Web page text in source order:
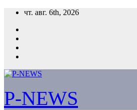
Skip
content
чт. авг. 6th, 2026
P-NEWS